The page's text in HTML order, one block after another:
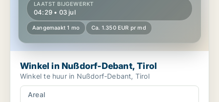
LAATST BIJGEWERKT
04:29 • 03 jul
Aangemaakt 1 mo Ca. 1.350 EUR pr md
Winkel in Nußdorf-Debant, Tirol
Winkel te huur in Nußdorf-Debant, Tirol
Areal